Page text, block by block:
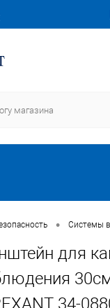
• Системы
для
34-